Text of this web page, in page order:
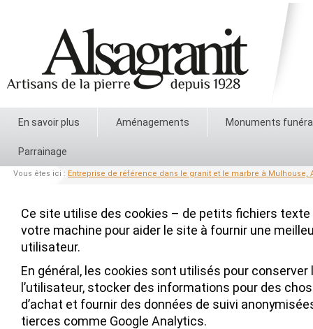
En savoir plus Aménagements Monuments
Parrainage
Vous êtes ici : Entreprise de référence dans le granit et le marbre à Mulhouse,
Ce site utilise des cookies – de petits fichiers
votre machine pour aider le site à fournir une
utilisateur.
En général, les cookies sont utilisés pour
l’utilisateur, stocker des informations pour des
d’achat et fournir des données de suivi
tierces comme Google Analytics.